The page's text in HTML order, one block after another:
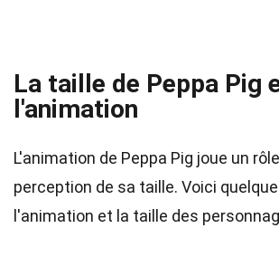
La taille de Peppa Pig
l'animation
L'animation de Peppa Pig joue un
perception de sa taille. Voici
l'animation et la taille des